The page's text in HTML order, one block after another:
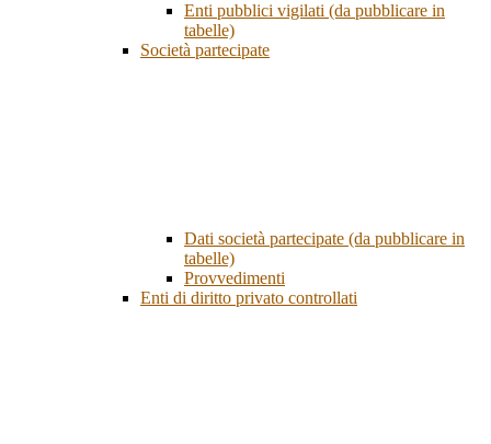
Enti pubblici vigilati (da pubblicare in
tabelle)
Società partecipate
Dati società partecipate (da pubblicare in
tabelle)
Provvedimenti
Enti di diritto privato controllati